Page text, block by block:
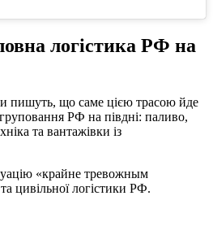
логістика РФ на
пишуть, що саме цією трасою йде
РФ на півдні: паливо,
та вантажівки із
«крайне тревожным
цивільної логістики РФ.